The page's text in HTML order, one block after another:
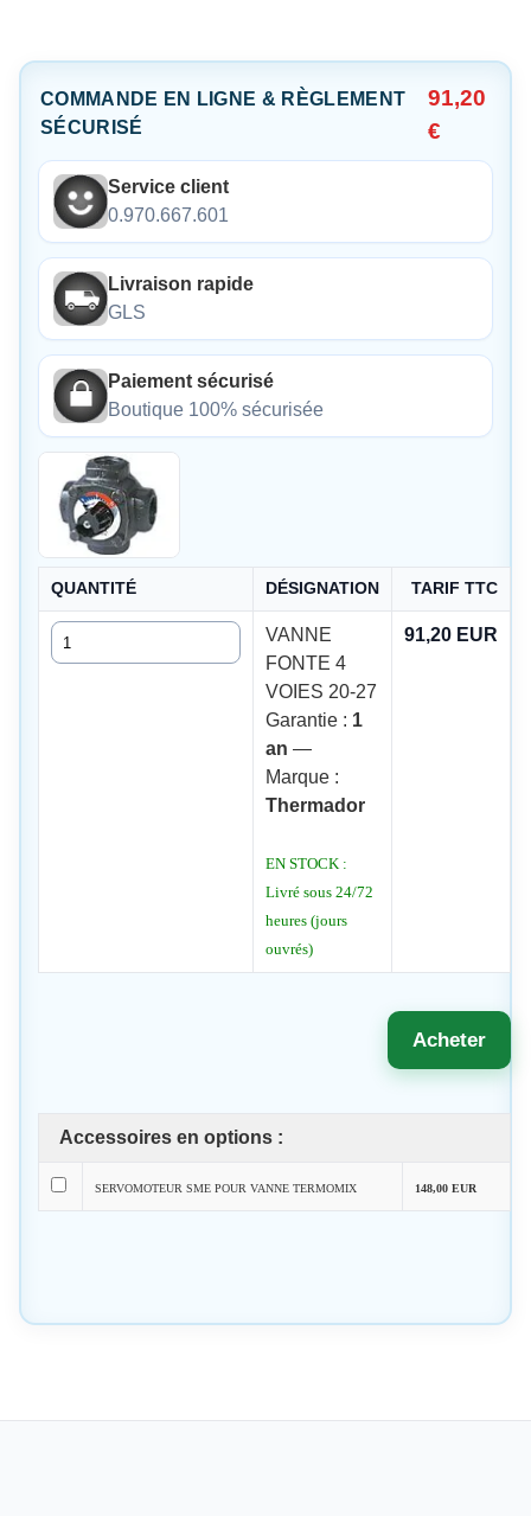
COMMANDE EN LIGNE & RÈGLEMENT
SÉCURISÉ
91,20
€
Service client
0.970.667.601
Livraison rapide
GLS
Paiement sécurisé
Boutique 100% sécurisée
QUANTITÉ DÉSIGNATION TARIF TTC
Quantité
VANNE
FONTE 4
VOIES 20-27
Garantie : 1
an —
Marque :
Thermador
EN STOCK :
Livré sous 24/72
heures (jours
ouvrés)
91,20 EUR
Acheter
Accessoires en options :
SERVOMOTEUR SME POUR VANNE TERMOMIX 148,00 EUR